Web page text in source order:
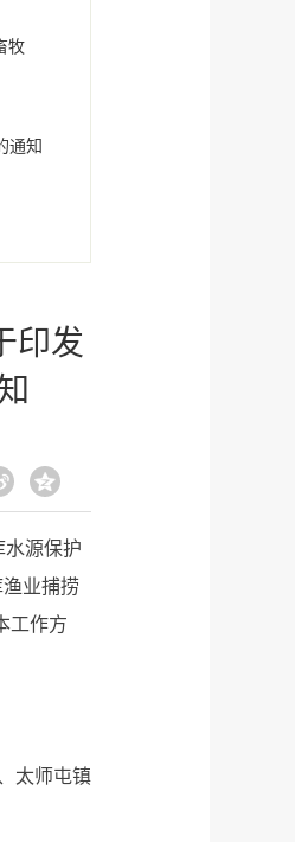
牧
通知
印发
水源保护
业捕捞
工作方
太师屯镇